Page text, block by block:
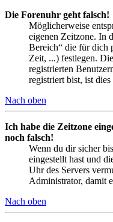
Die Forenuhr geht falsch!
Möglicherweise
eigenen Zeitzone. In
Bereich“ die für dich
Zeit, ...) festlegen.
registrierten
registriert bist, ist
Nach oben
Ich habe die Zeitzone
noch falsch!
Wenn du dir sicher
eingestellt hast und
Uhr des Servers
Administrator, damit
Nach oben